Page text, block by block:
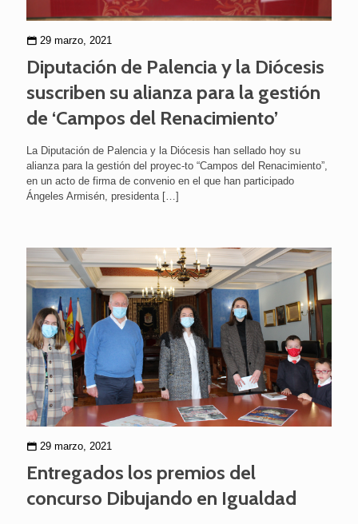
29 marzo, 2021
Diputación de Palencia y la Diócesis
suscriben su alianza para la gestión
de ‘Campos del Renacimiento’
La Diputación de Palencia y la Diócesis han sellado hoy su
alianza para la gestión del proyec-to “Campos del Renacimiento”,
en un acto de firma de convenio en el que han participado
Ángeles Armisén, presidenta […]
29 marzo, 2021
Entregados los premios del
concurso Dibujando en Igualdad